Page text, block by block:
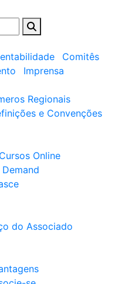
Comitês
Imprensa
Regionais
e Convenções
Cursos Online
Demand
do Associado